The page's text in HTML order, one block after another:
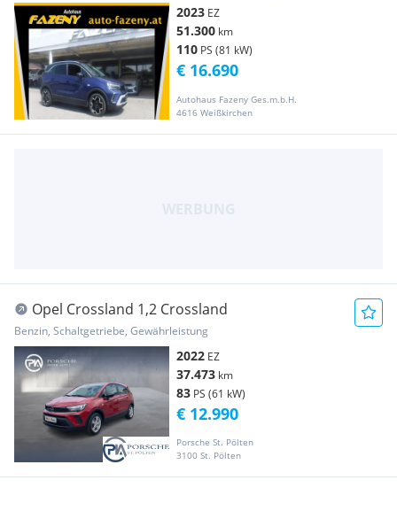
2023 EZ
51.300 km
110 PS (81 kW)
Autohaus Fazeny Ges.m.b.H.
4616 Weißkirchen
€ 16.690
Opel Crossland 1,2 Crossland
Benzin, Schaltgetriebe, Gewährleistung
2022 EZ
37.473 km
83 PS (61 kW)
Porsche St. Pölten
3100 St. Pölten
€ 12.990